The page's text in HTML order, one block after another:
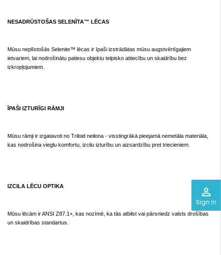
perm_identity
Sign In
NESADRŪSTOŠAS SELENĪTA™ LĒCAS
Mūsu neplīstošās Selenite™ lēcas ir īpaši izstrādātas mūsu augstvērtīgajiem
ietvariem, lai nodrošinātu patiesu objektu telpisko attiecību un skaidrību bez
izkropļojumiem.
ĪPAŠI IZTURĪGI RĀMJI
Mūsu rāmji ir izgatavoti no Triloid neilona - visstingrākā pieejamā nemetāla materiāla,
kas nodrošina vieglu komfortu, izcilu izturību un aizsardzību pret triecieniem.
IZCILA LĒCU OPTIKA
Mūsu lēcām ir ANSI Z87.1+, kas nozīmē, ka tās atbilst vai pārsniedz valsts drošības
un skaidrības standartus.